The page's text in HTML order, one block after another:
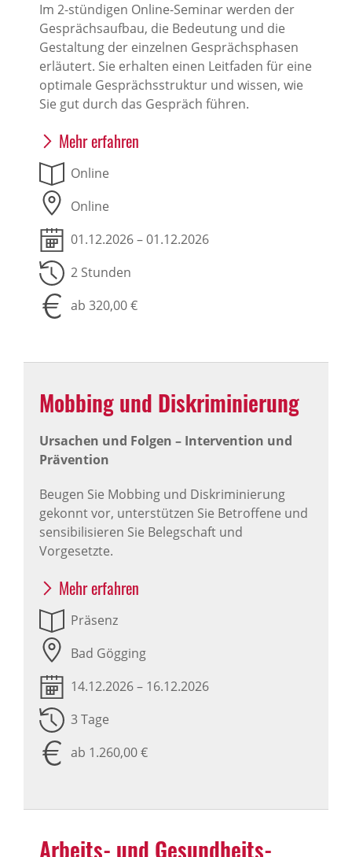
Im 2-stündigen Online-Seminar werden der
Gesprächsaufbau, die Bedeutung und die
Gestaltung der einzelnen Gesprächsphasen
erläutert. Sie erhalten einen Leitfaden für eine
optimale Gesprächsstruktur und wissen, wie
Sie gut durch das Gespräch führen.
Mehr erfahren
Online
Online
01.12.2026 – 01.12.2026
2 Stunden
ab 320,00 €
Mobbing und Diskri­mi­nie­rung
Ursachen und Folgen – Intervention und
Prävention
Beugen Sie Mobbing und Diskriminierung
gekonnt vor, unterstützen Sie Betroffene und
sensibilisieren Sie Belegschaft und
Vorgesetzte.
Mehr erfahren
Präsenz
Bad Gögging
14.12.2026 – 16.12.2026
3 Tage
ab 1.260,00 €
Arbeits- und Gesund­heits­